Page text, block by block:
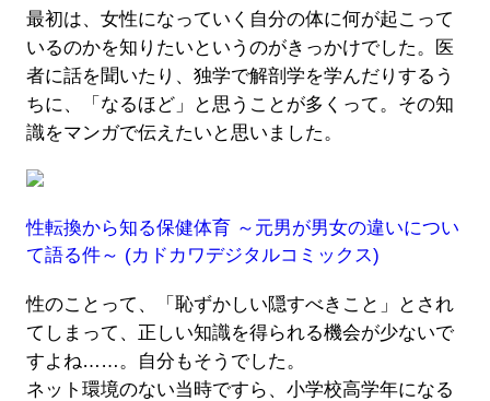
最初は、女性になっていく自分の体に何が起こって
いるのかを知りたいというのがきっかけでした。医
者に話を聞いたり、独学で解剖学を学んだりするう
ちに、「なるほど」と思うことが多くって。その知
識をマンガで伝えたいと思いました。
性転換から知る保健体育 ～元男が男女の違いについ
て語る件～ (カドカワデジタルコミックス)
性のことって、「恥ずかしい隠すべきこと」とされ
てしまって、正しい知識を得られる機会が少ないで
すよね……。自分もそうでした。
ネット環境のない当時ですら、小学校高学年になる